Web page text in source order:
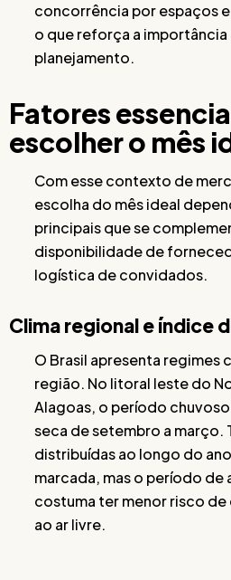
concorrência por espaços
o que reforça a
planejamento.
Fatores
escolher o mês
Com esse contexto de
escolha do mês ideal
principais que se
disponibilidade de
logística de convidados.
Clima regional e índice
O Brasil apresenta
região. No litoral leste do
Alagoas, o período
seca de setembro a março.
distribuídas ao longo do
marcada, mas o período de
costuma ter menor risco de
ao ar livre.